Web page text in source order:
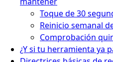
Toque de 30
Reinicio semanal
Comprobación
¿Y si tu herramienta ya